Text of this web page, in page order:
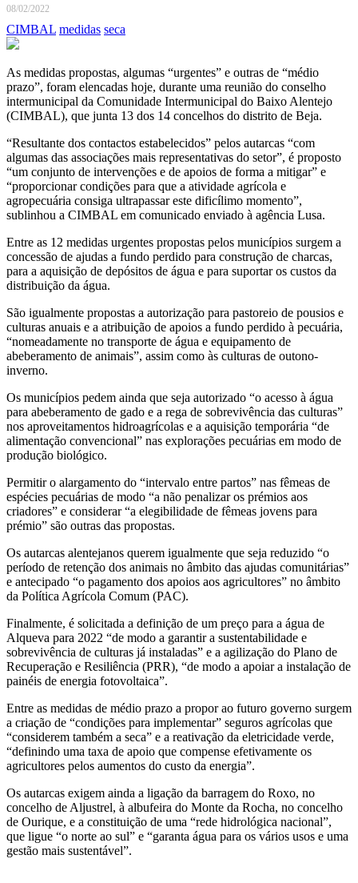
08/02/2022
CIMBAL medidas seca
As medidas propostas, algumas “urgentes” e outras de “médio
prazo”, foram elencadas hoje, durante uma reunião do conselho
intermunicipal da Comunidade Intermunicipal do Baixo Alentejo
(CIMBAL), que junta 13 dos 14 concelhos do distrito de Beja.
“Resultante dos contactos estabelecidos” pelos autarcas “com
algumas das associações mais representativas do setor”, é proposto
“um conjunto de intervenções e de apoios de forma a mitigar” e
“proporcionar condições para que a atividade agrícola e
agropecuária consiga ultrapassar este dificílimo momento”,
sublinhou a CIMBAL em comunicado enviado à agência Lusa.
Entre as 12 medidas urgentes propostas pelos municípios surgem a
concessão de ajudas a fundo perdido para construção de charcas,
para a aquisição de depósitos de água e para suportar os custos da
distribuição da água.
São igualmente propostas a autorização para pastoreio de pousios e
culturas anuais e a atribuição de apoios a fundo perdido à pecuária,
“nomeadamente no transporte de água e equipamento de
abeberamento de animais”, assim como às culturas de outono-
inverno.
Os municípios pedem ainda que seja autorizado “o acesso à água
para abeberamento de gado e a rega de sobrevivência das culturas”
nos aproveitamentos hidroagrícolas e a aquisição temporária “de
alimentação convencional” nas explorações pecuárias em modo de
produção biológico.
Permitir o alargamento do “intervalo entre partos” nas fêmeas de
espécies pecuárias de modo “a não penalizar os prémios aos
criadores” e considerar “a elegibilidade de fêmeas jovens para
prémio” são outras das propostas.
Os autarcas alentejanos querem igualmente que seja reduzido “o
período de retenção dos animais no âmbito das ajudas comunitárias”
e antecipado “o pagamento dos apoios aos agricultores” no âmbito
da Política Agrícola Comum (PAC).
Finalmente, é solicitada a definição de um preço para a água de
Alqueva para 2022 “de modo a garantir a sustentabilidade e
sobrevivência de culturas já instaladas” e a agilização do Plano de
Recuperação e Resiliência (PRR), “de modo a apoiar a instalação de
painéis de energia fotovoltaica”.
Entre as medidas de médio prazo a propor ao futuro governo surgem
a criação de “condições para implementar” seguros agrícolas que
“considerem também a seca” e a reativação da eletricidade verde,
“definindo uma taxa de apoio que compense efetivamente os
agricultores pelos aumentos do custo da energia”.
Os autarcas exigem ainda a ligação da barragem do Roxo, no
concelho de Aljustrel, à albufeira do Monte da Rocha, no concelho
de Ourique, e a constituição de uma “rede hidrológica nacional”,
que ligue “o norte ao sul” e “garanta água para os vários usos e uma
gestão mais sustentável”.